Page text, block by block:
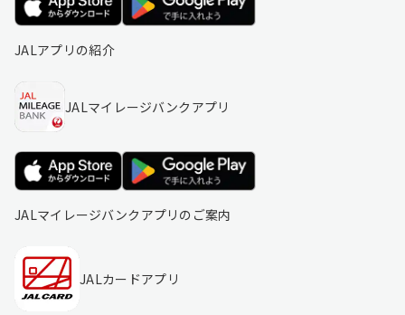
JALアプリの紹介
JALマイレージバンクアプリ
JALマイレージバンクアプリのご案内
JALカードアプリ